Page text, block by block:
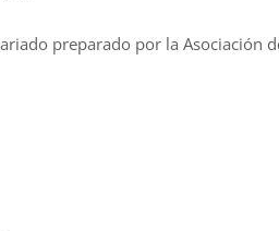
preparado por la Asociación